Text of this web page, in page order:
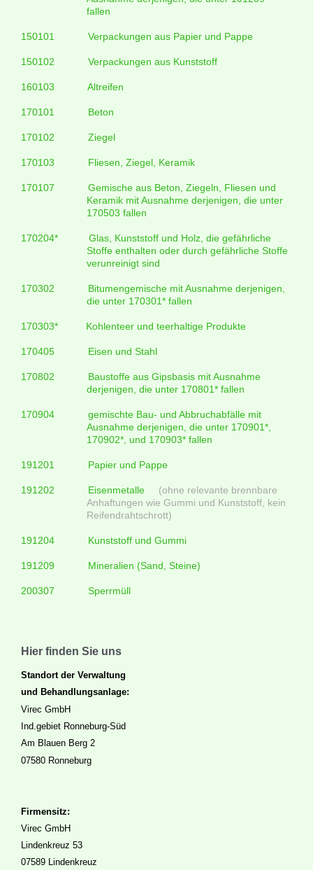
fallen
150101 Verpackungen aus Papier und Pappe
150102 Verpackungen aus Kunststoff
160103 Altreifen
170101 Beton
170102 Ziegel
170103 Fliesen, Ziegel, Keramik
170107
Gemische aus Beton, Ziegeln, Fliesen und
Keramik mit Ausnahme derjenigen, die unter
170503 fallen
170204*
Glas, Kunststoff und Holz, die gefährliche
Stoffe enthalten oder durch gefährliche Stoffe
verunreinigt sind
170302
Bitumengemische mit Ausnahme derjenigen,
die unter 170301* fallen
170303* Kohlenteer und teerhaltige Produkte
170405 Eisen und Stahl
170802
Baustoffe aus Gipsbasis mit Ausnahme
derjenigen, die unter 170801* fallen
170904
gemischte Bau- und Abbruchabfälle mit
Ausnahme derjenigen, die unter 170901*,
170902*, und 170903* fallen
191201 Papier und Pappe
191202 Eisenmetalle
(ohne relevante brennbare
Anhaftungen wie Gummi und Kunststoff, kein
Reifendrahtschrott)
191204 Kunststoff und Gummi
191209 Mineralien (Sand, Steine)
200307 Sperrmüll
Hier finden Sie uns
Standort der Verwaltung
und Behandlungsanlage:
Virec GmbH
Ind.gebiet Ronneburg-Süd
Am Blauen Berg 2
07580 Ronneburg
Firmensitz:
Virec GmbH
Lindenkreuz 53
07589 Lindenkreuz